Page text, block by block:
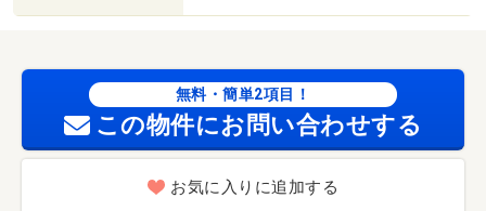
無料・簡単2項目！
この物件にお問い合わせする
お気に入りに追加する